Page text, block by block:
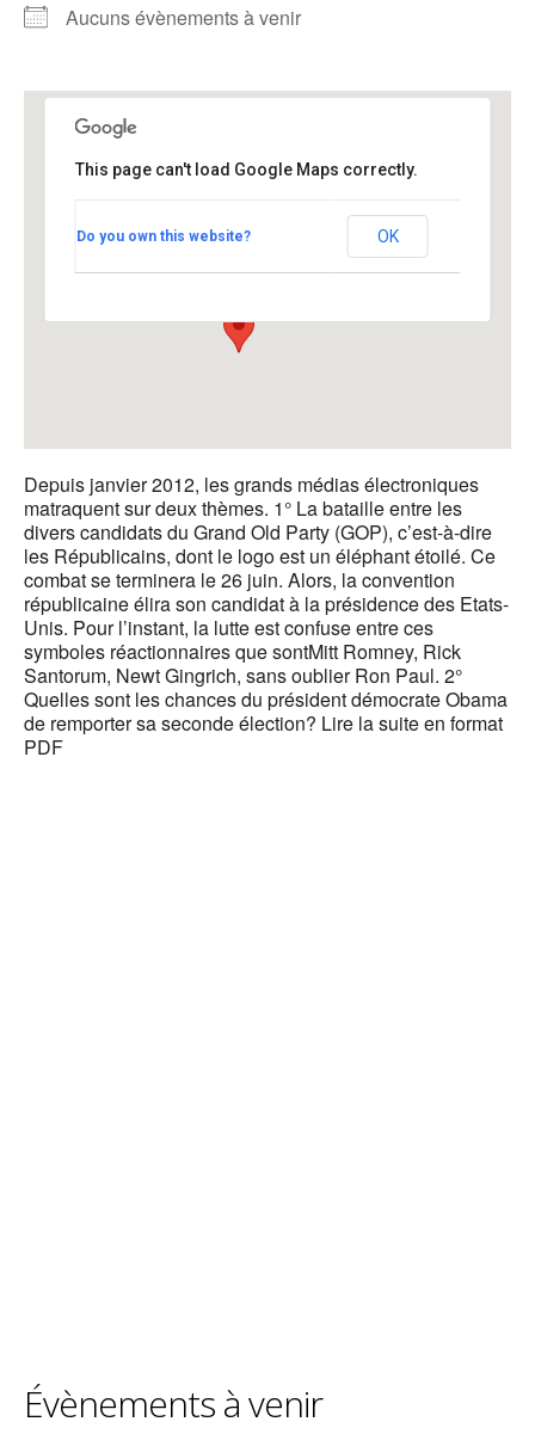
Aucuns évènements à venir
14, av. du Mail - Genève
Voir Évènements
This page can't load Google Maps correctly.
Do you own this website? OK
Depuis janvier 2012, les grands médias électroniques
matraquent sur deux thèmes. 1° La bataille entre les
divers candidats du Grand Old Party (GOP), c’est-à-dire
les Républicains, dont le logo est un éléphant étoilé. Ce
combat se terminera le 26 juin. Alors, la convention
républicaine élira son candidat à la présidence des Etats-
Unis. Pour l’instant, la lutte est confuse entre ces
symboles réactionnaires que sontMitt Romney, Rick
Santorum, Newt Gingrich, sans oublier Ron Paul. 2°
Quelles sont les chances du président démocrate Obama
de remporter sa seconde élection? Lire la suite en format
PDF
Évènements à venir